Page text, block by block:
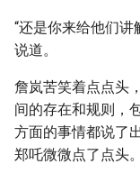
“还是你来给他们
说道。
詹岚苦笑着点点头
间的存在和规则，
方面的事情都说了
郑吒微微点了点头。